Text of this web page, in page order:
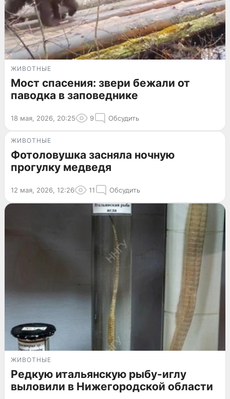
ЖИВОТНЫЕ
Мост спасения: звери бежали от
паводка в заповеднике
18 мая, 2026, 20:25 9 Обсудить
ЖИВОТНЫЕ
Фотоловушка засняла ночную
прогулку медведя
12 мая, 2026, 12:26 11 Обсудить
ЖИВОТНЫЕ
Редкую итальянскую рыбу-иглу
выловили в Нижегородской области